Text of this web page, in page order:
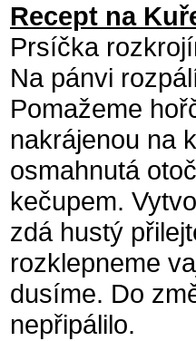
Recept na
Prsíčka
Na pánvi
Pomažeme
nakrájenou na
osmahnutá
kečupem.
zdá hustý
rozklepneme
dusíme. Do
nepřipálilo.